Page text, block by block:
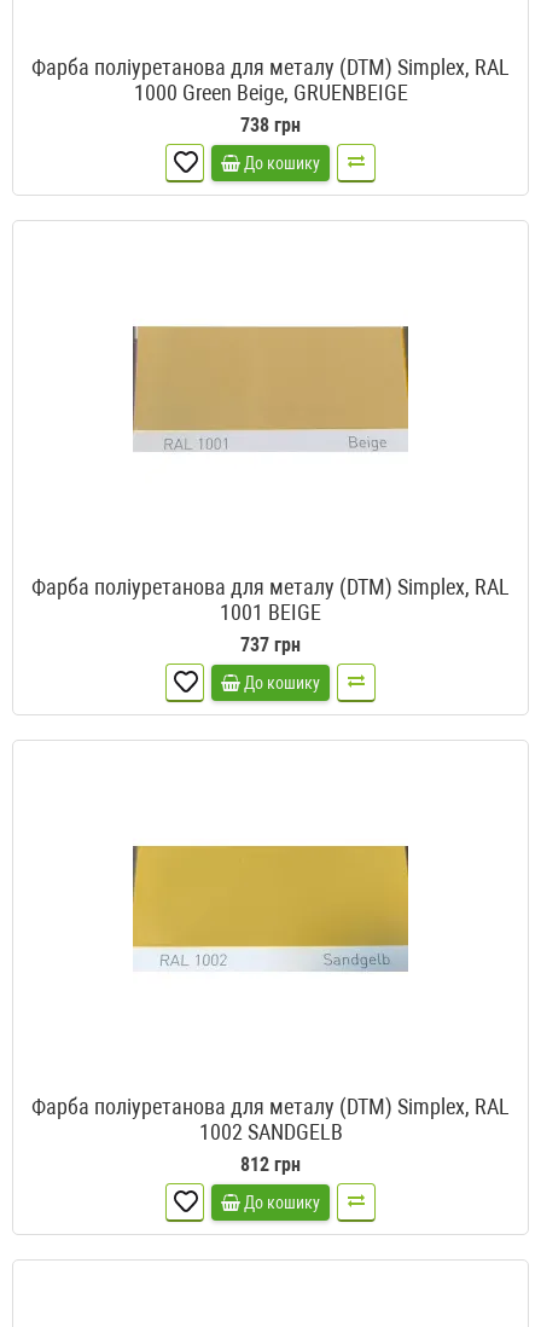
Фарба поліуретанова для металу (DTM) Simplex, RAL
1000 Green Beige, GRUENBEIGE
738 грн
До кошику
Фарба поліуретанова для металу (DTM) Simplex, RAL
1001 BEIGE
737 грн
До кошику
Фарба поліуретанова для металу (DTM) Simplex, RAL
1002 SANDGELB
812 грн
До кошику